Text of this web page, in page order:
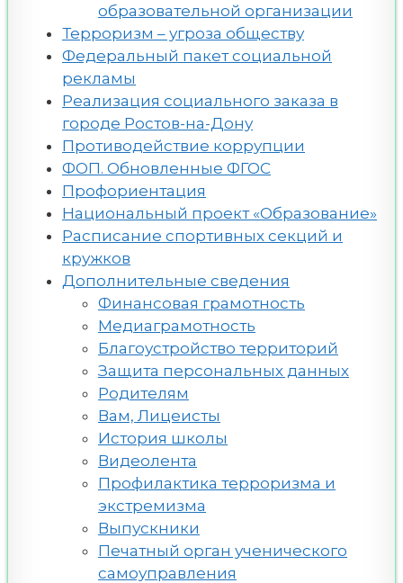
образовательной организации
Терроризм – угроза обществу
Федеральный пакет социальной
рекламы
Реализация социального заказа в
городе Ростов-на-Дону
Противодействие коррупции
ФОП. Обновленные ФГОС
Профориентация
Национальный проект «Образование»
Расписание спортивных секций и
кружков
Дополнительные сведения
Финансовая грамотность
Медиаграмотность
Благоустройство территорий
Защита персональных данных
Родителям
Вам, Лицеисты
История школы
Видеолента
Профилактика терроризма и
экстремизма
Выпускники
Печатный орган ученического
самоуправления